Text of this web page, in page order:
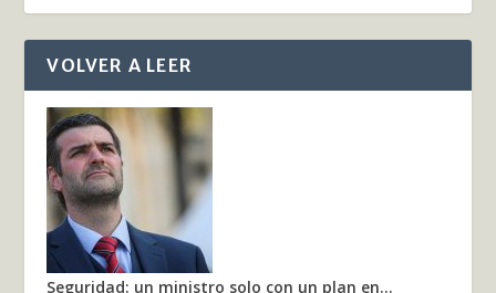
VOLVER A LEER
Seguridad: un ministro solo con un plan en...